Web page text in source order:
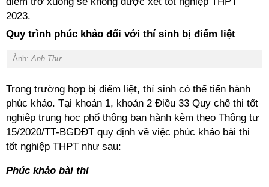
2023.
Quy trình phúc khảo đối với thí sinh bị điểm liệt
Ảnh:Anh Thư
Trong trường hợp bị điểm liệt, thí sinh có thể tiến hành
phúc khảo. Tại khoản 1, khoản 2 Điều 33 Quy chế thi tốt
nghiệp trung học phổ thông ban hành kèm theo Thông tư
15/2020/TT-BGDĐT quy định về việc phúc khảo bài thi
tốt nghiệp THPT như sau:
Phúc khảo bài thi